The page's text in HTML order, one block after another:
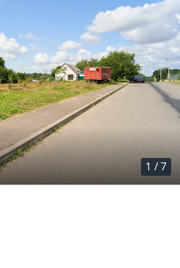
1 /7